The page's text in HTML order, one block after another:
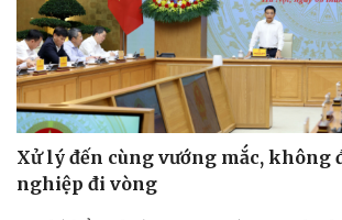
Xử lý đến cùng vướng mắc, không
nghiệp đi vòng